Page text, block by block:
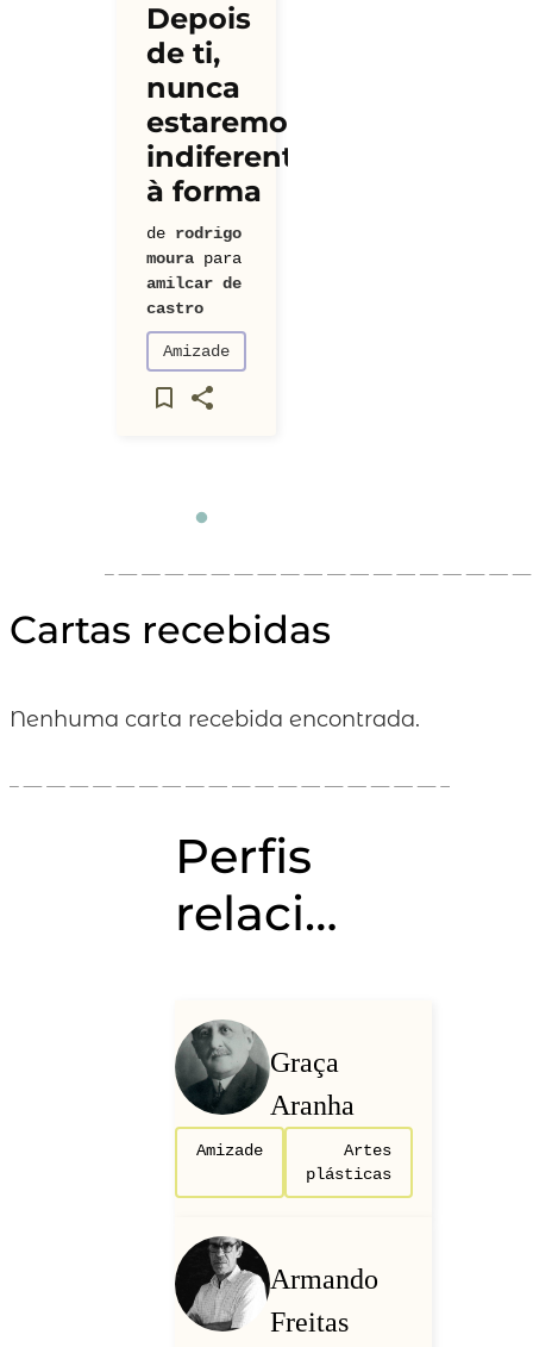
Depois
de ti,
nunca
estaremos
indiferentes
à forma
de rodrigo
moura para
amilcar de
castro
Amizade
Cartas recebidas
Nenhuma carta recebida encontrada.
Perfis
relacionados
Graça
Aranha
Amizade
Artes
plásticas
Armando
Freitas